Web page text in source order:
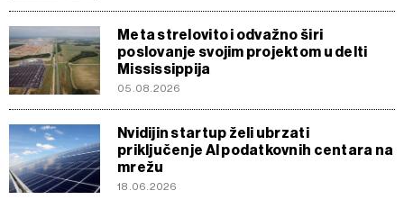
Meta strelovito i odvažno širi
poslovanje svojim projektom u delti
Mississippija
05.08.2026
Nvidijin startup želi ubrzati
priključenje AI podatkovnih centara na
mrežu
18.06.2026